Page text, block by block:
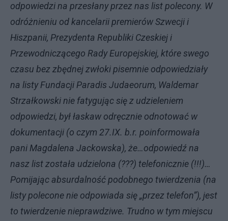
odpowiedzi na przesłany przez nas list polecony. W
odróżnieniu od kancelarii premierów Szwecji i
Hiszpanii, Prezydenta Republiki Czeskiej i
Przewodniczącego Rady Europejskiej, które swego
czasu bez zbędnej zwłoki pisemnie odpowiedziały
na listy Fundacji Paradis Judaeorum, Waldemar
Strzałkowski nie fatygując się z udzieleniem
odpowiedzi, był łaskaw odręcznie odnotować w
dokumentacji (o czym 27.IX. b.r. poinformowała
pani Magdalena Jackowska), że…odpowiedź na
nasz list została udzielona (???) telefonicznie (!!!)…
Pomijając absurdalność podobnego twierdzenia (na
listy polecone nie odpowiada się „przez telefon”), jest
to twierdzenie nieprawdziwe. Trudno w tym miejscu